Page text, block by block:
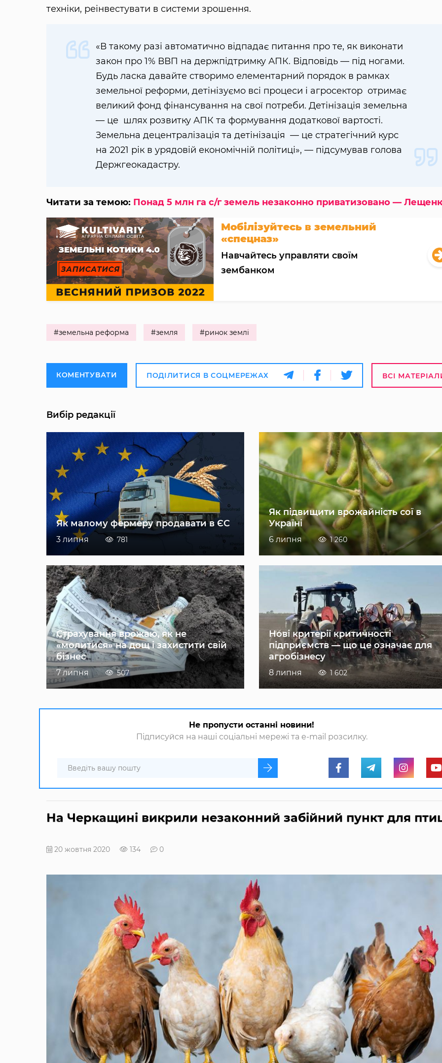
техніки, реінвестувати в системи зрошення.
«В такому разі автоматично відпадає питання про те, як виконати
закон про 1% ВВП на держпідтримку АПК. Відповідь — під ногами.
Будь ласка давайте створимо елементарний порядок в рамках
земельної реформи, детінізуємо всі процеси і агросектор отримає
великий фонд фінансування на свої потреби. Детінізація земельна
— це шлях розвитку АПК та формування додаткової вартості.
Земельна децентралізація та детінізація — це стратегічний курс
на 2021 рік в урядовій економічній політиці», — підсумував голова
Держгеокадастру.
Читати за темою: Понад 5 млн га с/г земель незаконно приватизовано —
Мобілізуйтесь в земельний
«спецназ»
Навчайтесь управляти своїм
зембанком
#земельна реформа #земля #ринок землі
КОМЕНТУВАТИ ПОДІЛИТИСЯ В СОЦМЕРЕЖАХ ВСІ
Вибір редакції
Як малому фермеру продавати в ЄС
3 липня 781
Як підвищити врожайність сої в
Україні
6 липня 1 260
Страхування врожаю, як не
«молитися» на дощ і захистити свій
бізнес
7 липня 507
Нові критерії критичності
підприємств — що це означає для
агробізнесу
8 липня 1 602
Не пропусти останні новини!
Підписуйся на наші соціальні мережі та e-mail розсилку.
На Черкащині викрили незаконний забійний пункт для
20 жовтня 2020 134 0